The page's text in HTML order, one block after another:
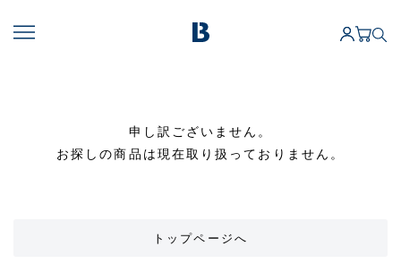
申し訳ございません。
お探しの商品は現在取り扱っておりません。
トップページへ